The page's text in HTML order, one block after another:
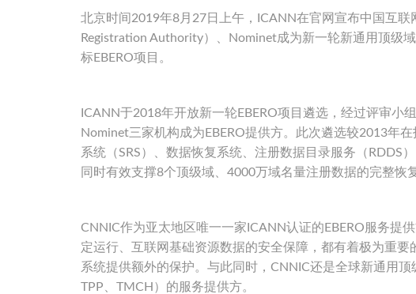
北京时间2019年8月27日上午，ICANN在官网宣布中国互
Registration Authority）、Nominet成为新一轮新通用顶级
标EBERO项目。
ICANN于2018年开放新一轮EBERO项目遴选，经过评审小
Nominet三家机构成为EBERO提供方。此次遴选较2013年
系统（SRS）、数据恢复系统、注册数据目录服务（RDDS
同时有效支撑8个顶级域、4000万域名量注册数据的完整恢
CNNIC作为亚太地区唯一一家ICANN认证的EBERO服务提
定运行、互联网基础资源数据的安全保障，都有着极为重
系统提供额外的保护。与此同时，CNNIC还是全球新通用
TPP、TMCH）的服务提供方。